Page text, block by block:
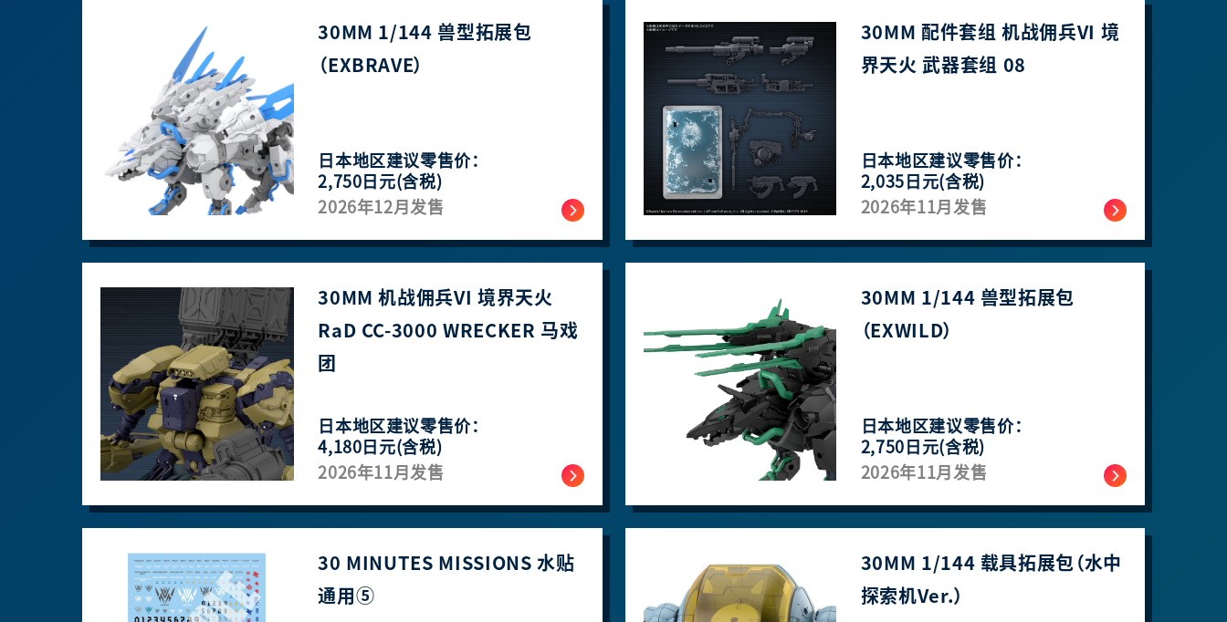
30MM 1/144 兽型拓展包
（EXBRAVE）
日本地区建议零售价：
2,750日元(含税)
2026年12月发售
30MM 配件套组 机战佣兵VI 境
界天火 武器套组 08
日本地区建议零售价：
2,035日元(含税)
2026年11月发售
30MM 机战佣兵VI 境界天火
RaD CC-3000 WRECKER 马戏
团
日本地区建议零售价：
4,180日元(含税)
2026年11月发售
30MM 1/144 兽型拓展包
（EXWILD）
日本地区建议零售价：
2,750日元(含税)
2026年11月发售
30 MINUTES MISSIONS 水贴
通用⑤
30MM 1/144 载具拓展包（水中
探索机Ver.）